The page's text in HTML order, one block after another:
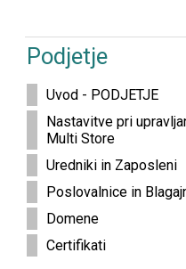
Podjetje
Uvod - PODJETJE
Nastavitve pri
Multi Store
Uredniki in Zaposleni
Poslovalnice in
Domene
Certifikati